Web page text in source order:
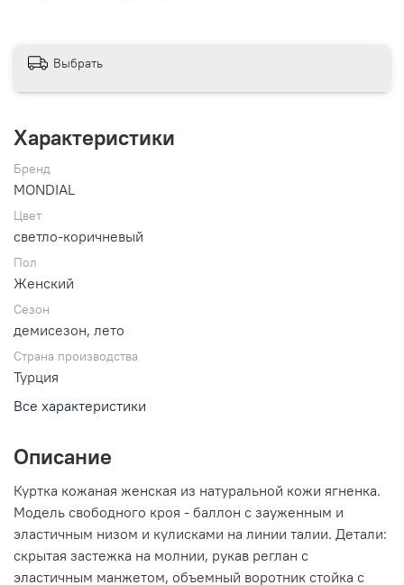
Выбрать
Характеристики
Бренд
MONDIAL
Цвет
светло-коричневый
Пол
Женский
Сезон
демисезон, лето
Страна производства
Турция
Все характеристики
Описание
Куртка кожаная женская из натуральной кожи ягненка.
Модель свободного кроя - баллон с зауженным и
эластичным низом и кулисками на линии талии. Детали:
скрытая застежка на молнии, рукав реглан с
эластичным манжетом, объемный воротник стойка с